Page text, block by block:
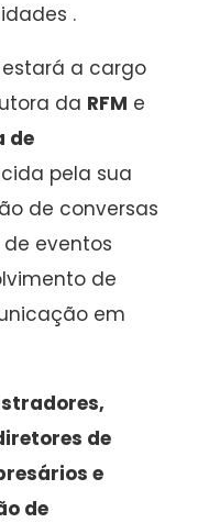
.
a cargo
da RFM e
de
pela sua
de conversas
eventos
de
em
de
e
de